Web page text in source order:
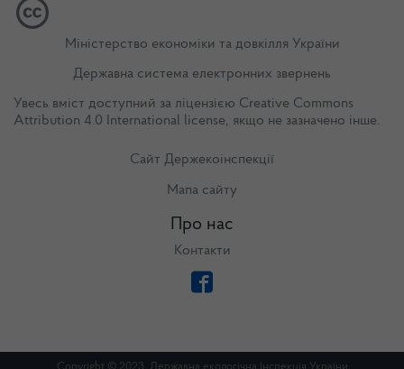
Міністерство економіки та довкілля України
Державна система електронних звернень
Увесь вміст доступний за ліцензією Creative Commons
Attribution 4.0 International license, якщо не зазначено інше.
Сайт Держекоінспекції
Мапа сайту
Про нас
Контакти